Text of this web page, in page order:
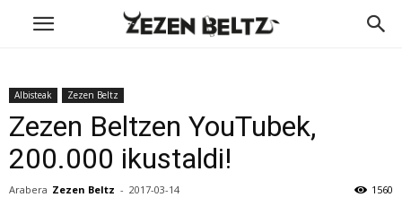
Albisteak Zezen Beltz
Zezen Beltzen YouTubek,
200.000 ikustaldi!
Arabera Zezen Beltz - 2017-03-14 1560